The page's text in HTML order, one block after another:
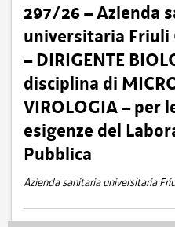
297/26 – Azienda
universitaria Friuli
– DIRIGENTE
disciplina di
VIROLOGIA – per
esigenze del
Pubblica
Azienda sanitaria universitaria